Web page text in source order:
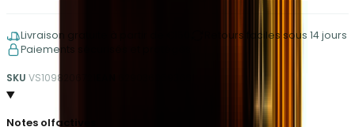
Livraison gratuite à partir de €150
Retours faciles sous 14 jours
Paiements sécurisés et protégés
SKU VS1098206721
Notes olfactives